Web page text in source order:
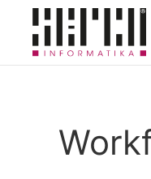
Skip to main